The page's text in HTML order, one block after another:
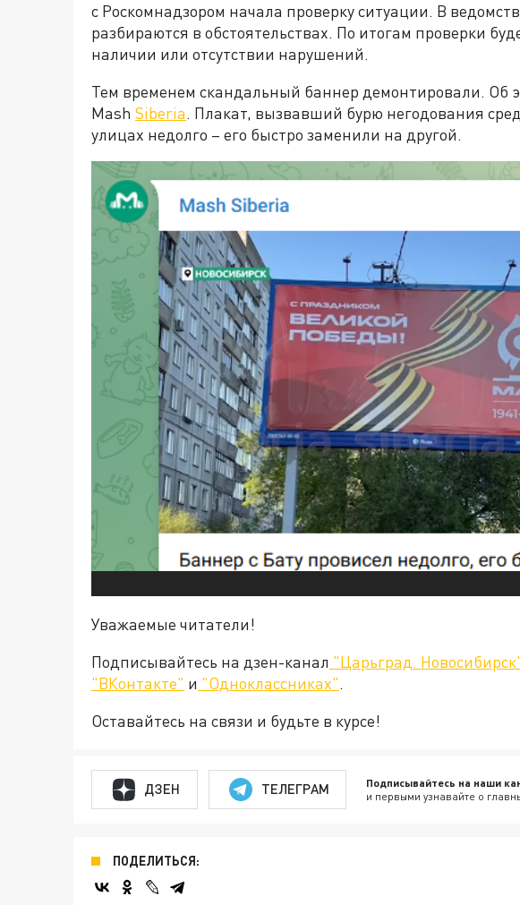
с Роскомнадзором начала проверку ситуации. В
разбираются в обстоятельствах. По итогам проверки
наличии или отсутствии нарушений.
Тем временем скандальный баннер демонтировали. Об
Mash Siberia. Плакат, вызвавший бурю негодования
улицах недолго – его быстро заменили на другой.
Уважаемые читатели!
Подписывайтесь на дзен-канал "Царьград.
"ВКонтакте" и "Одноклассниках".
Оставайтесь на связи и будьте в курсе!
ДЗЕН ТЕЛЕГРАМ Подписывайтесь на наши
и первыми узнавайте о
ПОДЕЛИТЬСЯ: